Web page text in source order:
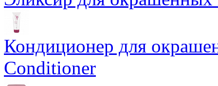
Кондиционер для
Conditioner